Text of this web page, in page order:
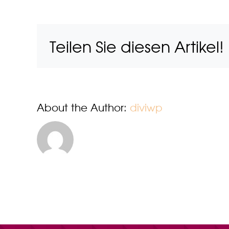
Teilen Sie diesen Artikel!
About the Author: diviwp